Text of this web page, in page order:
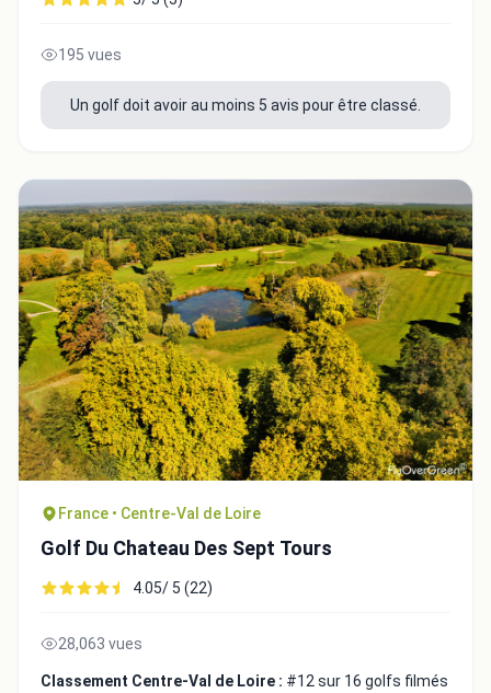
195 vues
Un golf doit avoir au moins 5 avis pour être classé.
France • Centre-Val de Loire
Golf Du Chateau Des Sept Tours
4.05/ 5 (22)
28,063 vues
Classement Centre-Val de Loire : #12 sur 16 golfs filmés